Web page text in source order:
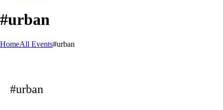
#urban
HomeAll Events#urban
#urban